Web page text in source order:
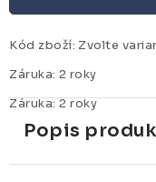
Kód zboží: Zvolte
Záruka: 2 roky
Záruka:2 roky
Popis